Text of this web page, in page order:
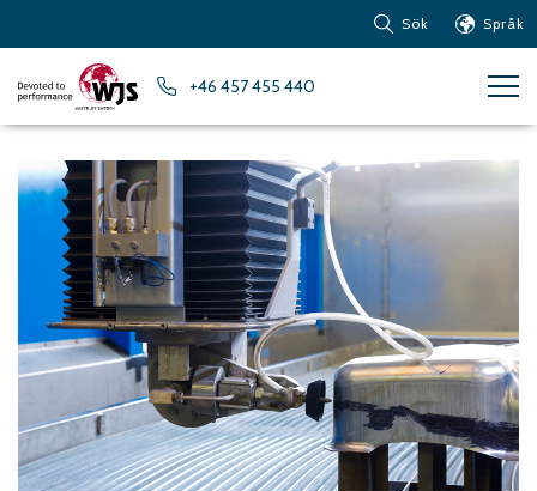
Sök Språk
+46 457 455 440
Nyheter
Om vattenskärning
Metaller – Järnbaserade
Metaller
Metaller – Aluminium
Metaller – Övriga icke-
järnbaserade metaller
Glas och akrylglas
Kompositmaterial
Sten, kakel och keramiska
material